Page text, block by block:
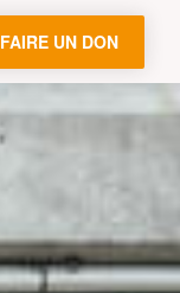
FAIRE UN DON